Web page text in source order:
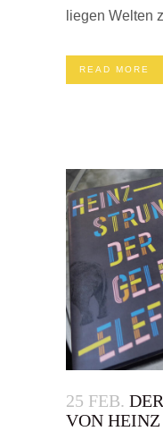
liegen Welten
READ MORE
25 FEB.
VON